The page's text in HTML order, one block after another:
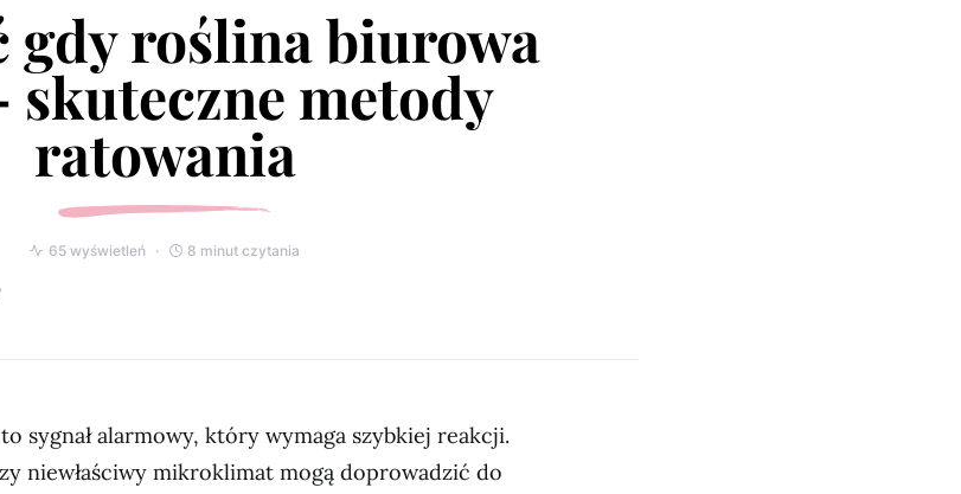
gdy roślina biurowa
skuteczne metody
ratowania
65 wyświetleń 8 minut czytania
sygnał alarmowy, który wymaga szybkiej reakcji.
niewłaściwy mikroklimat mogą doprowadzić do